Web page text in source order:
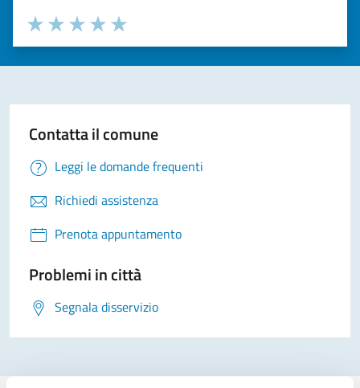
Valuta la chiarezza delle informazioni (da 1 a 5 stelle)
Seleziona il numero di stelle per valutare la chiarezza delle
Valuta 5 stelle su 5
Valuta 4 stelle su 5
Valuta 3 stelle su 5
Valuta 2 stelle su 5
Valuta 1 stelle su 5
Contatta il comune
Leggi le domande frequenti
Richiedi assistenza
Prenota appuntamento
Problemi in città
Segnala disservizio